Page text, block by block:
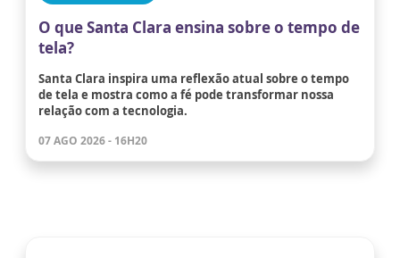
O que Santa Clara ensina sobre o tempo de
tela?
Santa Clara inspira uma reflexão atual sobre o tempo
de tela e mostra como a fé pode transformar nossa
relação com a tecnologia.
07 AGO 2026 - 16H20